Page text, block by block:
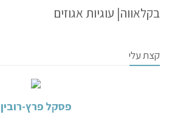
בקלאווה| עוגיות אגוזים
קצת עלי
פסקל פרץ-רובין